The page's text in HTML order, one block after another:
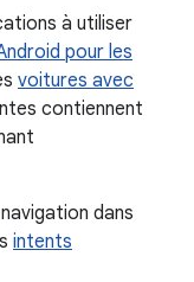
à utiliser
pour les
voitures avec
contiennent
dans
intents